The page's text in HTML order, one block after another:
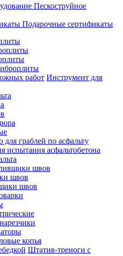
Пескоструйное
Подарочные сертификаты
Инструмент для
граблей по асфальту
испытания асфальтобетона
швов
швов
швов
копья
Штатив-треноги с